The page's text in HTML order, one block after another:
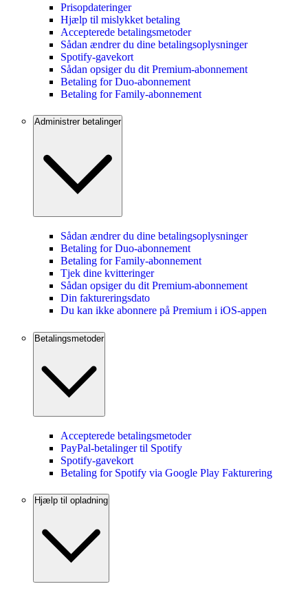
Prisopdateringer
Hjælp til mislykket betaling
Accepterede betalingsmetoder
Sådan ændrer du dine betalingsoplysninger
Spotify-gavekort
Sådan opsiger du dit Premium-abonnement
Betaling for Duo-abonnement
Betaling for Family-abonnement
Administrer betalinger
Sådan ændrer du dine betalingsoplysninger
Betaling for Duo-abonnement
Betaling for Family-abonnement
Tjek dine kvitteringer
Sådan opsiger du dit Premium-abonnement
Din faktureringsdato
Du kan ikke abonnere på Premium i iOS-appen
Betalingsmetoder
Accepterede betalingsmetoder
PayPal-betalinger til Spotify
Spotify-gavekort
Betaling for Spotify via Google Play Fakturering
Hjælp til opladning